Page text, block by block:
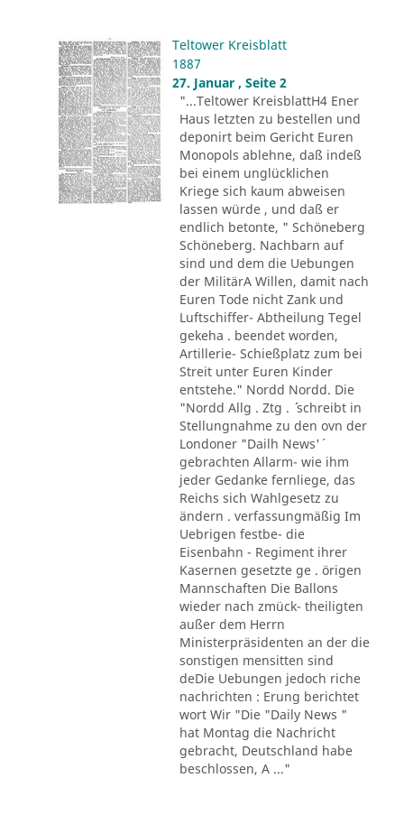
Teltower Kreisblatt
1887
27. Januar , Seite 2
"...Teltower KreisblattH4 Ener
Haus letzten zu bestellen und
deponirt beim Gericht Euren
Monopols ablehne, daß indeß
bei einem unglücklichen
Kriege sich kaum abweisen
lassen würde , und daß er
endlich betonte, " Schöneberg
Schöneberg. Nachbarn auf
sind und dem die Uebungen
der MilitärA Willen, damit nach
Euren Tode nicht Zank und
Luftschiffer- Abtheilung Tegel
gekeha . beendet worden,
Artillerie- Schießplatz zum bei
Streit unter Euren Kinder
entstehe." Nordd Nordd. Die
"Nordd Allg . Ztg . ´´ schreibt in
Stellungnahme zu den ovn der
Londoner "Dailh News'´
gebrachten Allarm- wie ihm
jeder Gedanke fernliege, das
Reichs sich Wahlgesetz zu
ändern . verfassungmäßig Im
Uebrigen festbe- die
Eisenbahn - Regiment ihrer
Kasernen gesetzte ge . örigen
Mannschaften Die Ballons
wieder nach zmück- theiligten
außer dem Herrn
Ministerpräsidenten an der die
sonstigen mensitten sind
deDie Uebungen jedoch riche
nachrichten : Erung berichtet
wort Wir "Die "Daily News "
hat Montag die Nachricht
gebracht, Deutschland habe
beschlossen, A ..."